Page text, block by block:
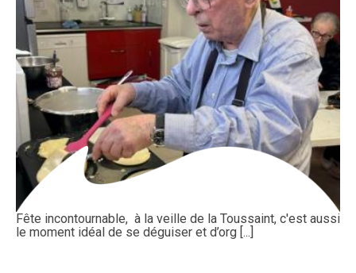
Fête incontournable, à la veille de la Toussaint, c'est aussi
le moment idéal de se déguiser et d’org [...]